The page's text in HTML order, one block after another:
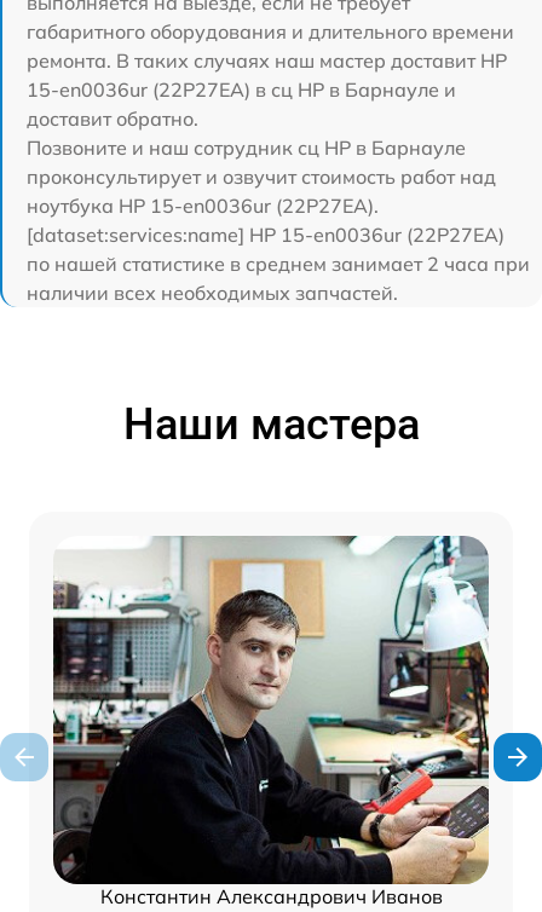
габаритного оборудования и длительного времени
ремонта. В таких случаях наш мастер доставит HP
15-en0036ur (22P27EA) в сц HP в Барнауле и
доставит обратно.
Позвоните и наш сотрудник сц HP в Барнауле
проконсультирует и озвучит стоимость работ над
ноутбука HP 15-en0036ur (22P27EA).
[dataset:services:name] HP 15-en0036ur (22P27EA)
по нашей статистике в среднем занимает 2 часа при
наличии всех необходимых запчастей.
Наши мастера
Константин Александрович Иванов